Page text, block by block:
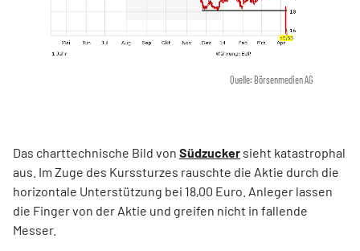
Quelle: Börsenmedien AG
Das charttechnische Bild von Südzucker sieht katastrophal
aus. Im Zuge des Kurssturzes rauschte die Aktie durch die
horizontale Unterstützung bei 18,00 Euro. Anleger lassen
die Finger von der Aktie und greifen nicht in fallende
Messer.